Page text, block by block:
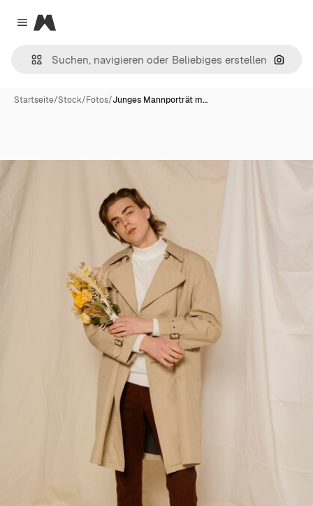
Close menu
Magnific
Nach
Startseite/Stock/Fotos/Junges Mannporträt m…